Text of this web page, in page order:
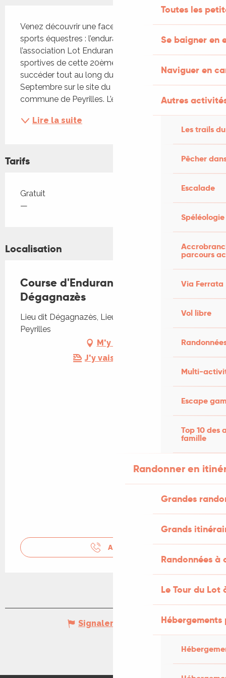
Toutes les
Se baigner en
Naviguer en
Autres
Les trails
Pêcher
Escalade
Spéléologie
parcours
Via Ferrata
Vol libre
Multi-
Escape
Top 10 des
famille
Randonner en
Grandes
Grands
Randonnées
Le Tour du Lot
Venez découvrir une facette méconnue des
sports équestres : l’endurance. Organisées par
l’association Lot Endurance Team, les épreuves
sportives de cette 20ème édition vont se
succéder tout au long du week-end du 20 et 21
Septembre sur le site du Dégagnazes, sur la
commune de Peyrilles. L’endurance...
Lire la suite
Tarifs
Tarifs 2026
Gratuit
—
Localisation
Course d'Endurance Équestre du
Dégagnazès
Lieu dit Dégagnazès, Lieu dit Dégagnazès, 46310
Peyrilles
M'y rendre
J'y vais en train !
APPELER
Signaler une erreur